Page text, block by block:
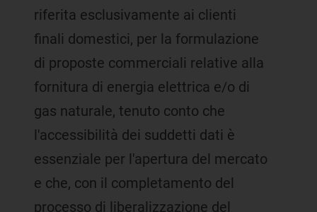
riferita esclusivamente ai clienti
finali domestici, per la formulazione
di proposte commerciali relative alla
fornitura di energia elettrica e/o di
gas naturale, tenuto conto che
l'accessibilità dei suddetti dati è
essenziale per l'apertura del mercato
e che, con il completamento del
processo di liberalizzazione del